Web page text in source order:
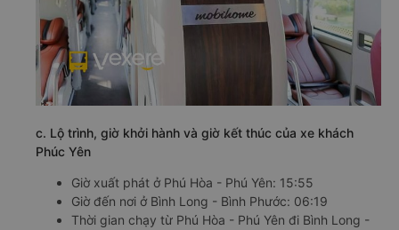
c. Lộ trình, giờ khởi hành và giờ kết thúc của xe khách
Phúc Yên
Giờ xuất phát ở Phú Hòa - Phú Yên: 15:55
Giờ đến nơi ở Bình Long - Bình Phước: 06:19
Thời gian chạy từ Phú Hòa - Phú Yên đi Bình Long -